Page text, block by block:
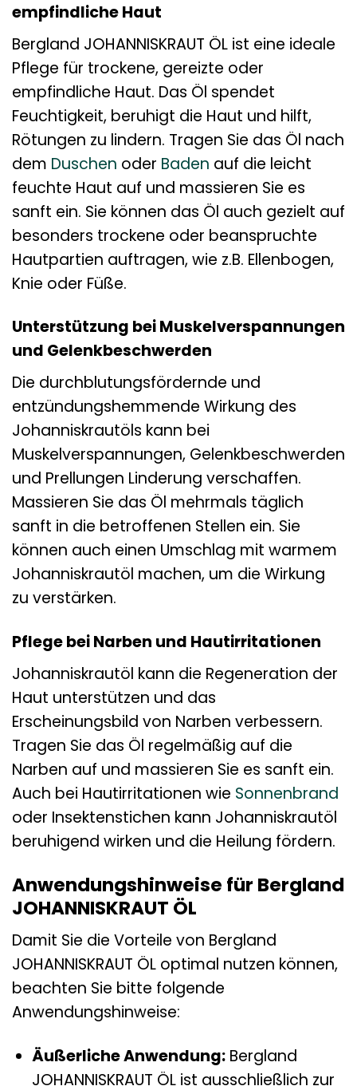
empfindliche Haut
Bergland JOHANNISKRAUT ÖL ist eine ideale
Pflege für trockene, gereizte oder
empfindliche Haut. Das Öl spendet
Feuchtigkeit, beruhigt die Haut und hilft,
Rötungen zu lindern. Tragen Sie das Öl nach
dem Duschen oder Baden auf die leicht
feuchte Haut auf und massieren Sie es
sanft ein. Sie können das Öl auch gezielt auf
besonders trockene oder beanspruchte
Hautpartien auftragen, wie z.B. Ellenbogen,
Knie oder Füße.
Unterstützung bei Muskelverspannungen
und Gelenkbeschwerden
Die durchblutungsfördernde und
entzündungshemmende Wirkung des
Johanniskrautöls kann bei
Muskelverspannungen, Gelenkbeschwerden
und Prellungen Linderung verschaffen.
Massieren Sie das Öl mehrmals täglich
sanft in die betroffenen Stellen ein. Sie
können auch einen Umschlag mit warmem
Johanniskrautöl machen, um die Wirkung
zu verstärken.
Pflege bei Narben und Hautirritationen
Johanniskrautöl kann die Regeneration der
Haut unterstützen und das
Erscheinungsbild von Narben verbessern.
Tragen Sie das Öl regelmäßig auf die
Narben auf und massieren Sie es sanft ein.
Auch bei Hautirritationen wie Sonnenbrand
oder Insektenstichen kann Johanniskrautöl
beruhigend wirken und die Heilung fördern.
Anwendungshinweise für Bergland
JOHANNISKRAUT ÖL
Damit Sie die Vorteile von Bergland
JOHANNISKRAUT ÖL optimal nutzen können,
beachten Sie bitte folgende
Anwendungshinweise:
Äußerliche Anwendung:Bergland
JOHANNISKRAUT ÖL ist ausschließlich zur